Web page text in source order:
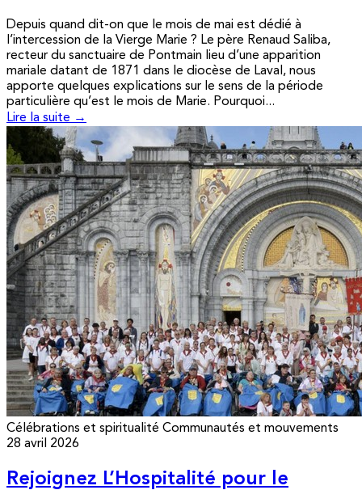
Depuis quand dit-on que le mois de mai est dédié à
l’intercession de la Vierge Marie ? Le père Renaud Saliba,
recteur du sanctuaire de Pontmain lieu d’une apparition
mariale datant de 1871 dans le diocèse de Laval, nous
apporte quelques explications sur le sens de la période
particulière qu’est le mois de Marie. Pourquoi...
Lire la suite →
Célébrations et spiritualité Communautés et mouvements
28 avril 2026
Rejoignez L’Hospitalité pour le